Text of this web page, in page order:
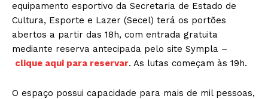
equipamento esportivo da Secretaria de Estado de
Cultura, Esporte e Lazer (Secel) terá os portões
abertos a partir das 18h, com entrada gratuita
mediante reserva antecipada pelo site Sympla –
clique aqui para reservar. As lutas começam às 19h.
O espaço possui capacidade para mais de mil pessoas,